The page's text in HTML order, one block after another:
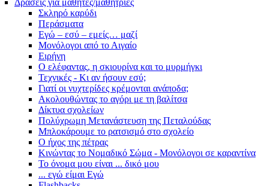
Δράσεις για μαθητές/μαθήτριες
Σκληρό καρύδι
Περάσματα
Εγώ – εσύ – εμείς… μαζί
Μονόλογοι από το Αιγαίο
Ειρήνη
Ο ελέφαντας, η σκιουρίνα και το μυρμήγκι
Τεχνικές - Κι αν ήσουν εσύ;
Γιατί οι νυχτερίδες κρέμονται ανάποδα;
Ακολουθώντας το αγόρι με τη βαλίτσα
Δίκτυα σχολείων
Πολύχρωμη Μετανάστευση της Πεταλούδας
Μπλοκάρουμε το ρατσισμό στο σχολείο
Ο ήχος της πέτρας
Κινώντας το Νομαδικό Σώμα - Μονόλογοι σε καραντίνα
Το όνομα μου είναι ... δικό μου
... εγώ είμαι Εγώ